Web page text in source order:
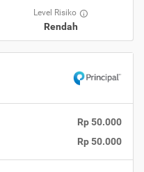
Level Risiko
Rendah
Rp 50.000
Rp 50.000